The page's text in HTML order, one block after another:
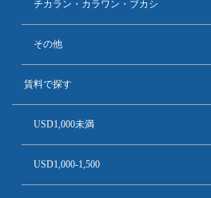
チカラン・カラワン・ブカシ
その他
賃料で探す
USD1,000未満
USD1,000-1,500